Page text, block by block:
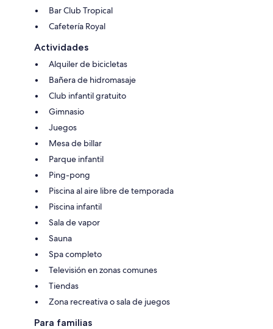
Bar Club Tropical
Cafetería Royal
Actividades
Alquiler de bicicletas
Bañera de hidromasaje
Club infantil gratuito
Gimnasio
Juegos
Mesa de billar
Parque infantil
Ping-pong
Piscina al aire libre de temporada
Piscina infantil
Sala de vapor
Sauna
Spa completo
Televisión en zonas comunes
Tiendas
Zona recreativa o sala de juegos
Para familias